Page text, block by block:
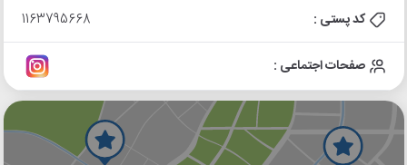
کد پستی : 1163795668
صفحات اجتماعی :